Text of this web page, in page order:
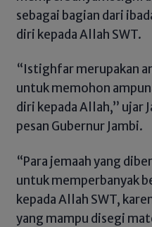
sebagai bagian dari
diri kepada Allah SWT.
“Istighfar merupakan
untuk memohon
diri kepada Allah,” ujar
pesan Gubernur Jambi.
“Para jemaah yang
untuk memperbanyak
kepada Allah SWT,
yang mampu disegi